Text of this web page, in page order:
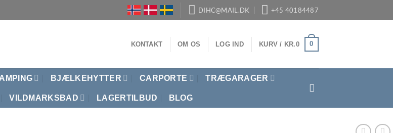
DIHC@MAIL.DK +45 40184487
KONTAKT OM OS LOG IND KURV / KR.0 0
BJÆLKEHYTTER CARPORTE TRÆGARAGER
VILDMARKSBAD LAGERTILBUD BLOG